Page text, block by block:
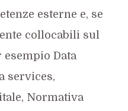
esterne e, se
collocabili sul
Data
services,
Normativa